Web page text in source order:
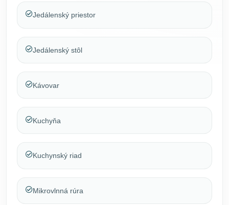
Jedálenský priestor
Jedálenský stôl
Kávovar
Kuchyňa
Kuchynský riad
Mikrovlnná rúra